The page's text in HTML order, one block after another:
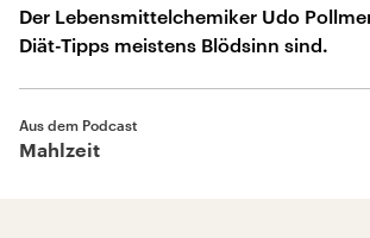
Der Lebensmittelchemiker Udo
Diät-Tipps meistens Blödsinn sind.
Aus dem Podcast
Mahlzeit